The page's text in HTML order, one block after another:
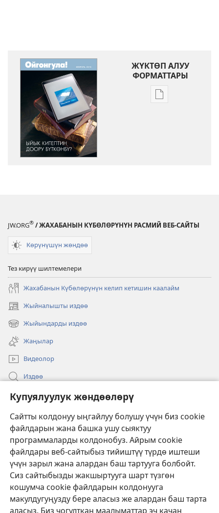
Купуялуулук жөндөөлөрү
Сайтты колдонуу ыңгайлуу болушу үчүн биз cookie
файлдарын жана башка ушу сыяктуу
программаларды колдонобуз. Айрым cookie
файлдары веб-сайтыбыз тийиштүү түрдө иштеши
үчүн зарыл жана алардан баш тартууга болбойт.
Сиз сайтыбызды жакшыртууга шарт түзгөн
кошумча cookie файлдарын колдонууга
макулдугуңузду бере аласыз же алардан баш тарта
аласыз. Биз чогулткан маалыматтар эч качан
ЖҮКТӨП АЛУУ
ФОРМАТТАРЫ
Адабиятты
JW.ORG® / ЖАХАБАНЫН КҮБӨЛӨРҮНҮН РАСМИЙ ВЕБ-САЙТЫ
Көрүнүшүн жөндөө
Тез кирүү шилтемелери
Жахабанын Күбөлөрүнүн келип кетишин каалайм
Жыйналышты издөө
(жаңы
терезе
ачат)
Жыйындарды издөө
(жаңы
терезе
ачат)
Жаңылар
Видеолор
Издөө
Бийлик өкүлдөрү үчүн маалымат
Тартуулар
(жаңы
терезе
ачат)
ОНЛАЙН КИТЕПКАНА
(жаңы
терезе
ачат) JW Hub
(жаңы
терезе
ачат) JW Library